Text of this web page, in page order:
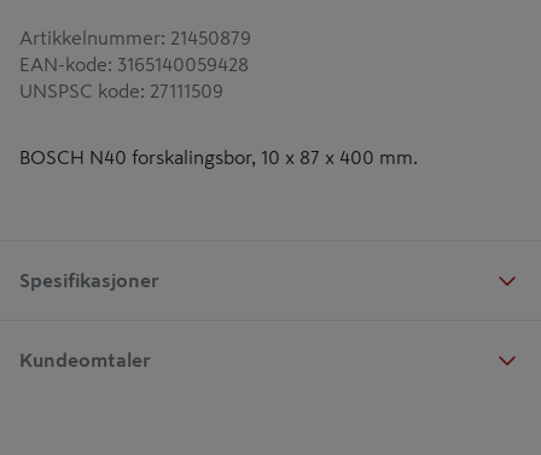
Artikkelnummer: 21450879
EAN-kode: 3165140059428
UNSPSC kode: 27111509
BOSCH N40 forskalingsbor, 10 x 87 x 400 mm.
Spesifikasjoner
Kundeomtaler